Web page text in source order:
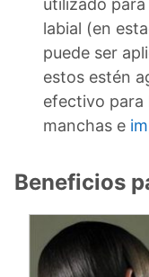
labial (en
puede ser
estos estén
efectivo para
manchas e
Beneficios